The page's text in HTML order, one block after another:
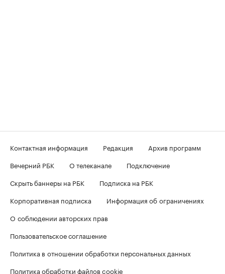
Контактная информация Редакция
Архив программ
Вечерний РБК
О телеканале
Подключение
Скрыть баннеры на РБК
Подписка на РБК
Корпоративная подписка
Информация об ограничениях
О соблюдении авторских прав
Пользовательское соглашение
Политика в отношении обработки персональных данных
Политика обработки файлов cookie